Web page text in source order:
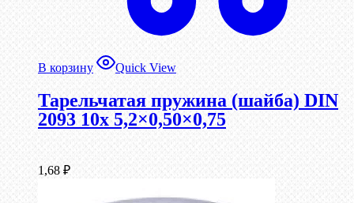
В корзину Quick View
Тарельчатая пружина (шайба) DIN
2093 10x 5,2×0,50×0,75
1,68 ₽